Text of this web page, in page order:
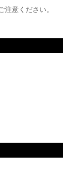
意ください。